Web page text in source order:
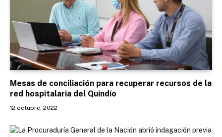
Mesas de conciliación para recuperar recursos de la
red hospitalaria del Quindío
12 octubre, 2022